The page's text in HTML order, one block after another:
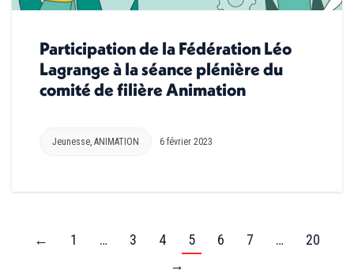
Participation de la Fédération Léo
Lagrange à la séance plénière du
comité de filière Animation
Jeunesse ANIMATION 6 février 2023
← 1 … 3 4 5 6 7 …
20
→